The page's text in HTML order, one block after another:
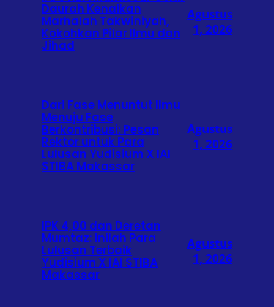
Daurah Kenaikan
Marhalah Takwiniyah,
Kokohkan Pilar Ilmu dan
Jihad
Agustus
1, 2026
Dari Fase Menuntut Ilmu
Menuju Fase
Berkontribusi: Pesan
Rektor untuk Para
Lulusan Yudisium X IAI
STIBA Makassar
Agustus
1, 2026
IPK 4,00 dan Deretan
Mumtaz: Inilah Para
Lulusan Terbaik
Yudisium X IAI STIBA
Makassar
Agustus
1, 2026